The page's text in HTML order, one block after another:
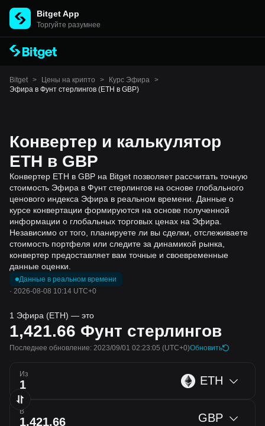
Bitget App
Торгуйте разумнее
Bitget > Цены на крипто > Курс Эфира >
Эфира в Фунт стерлингов (ETH в GBP)
Конвертер и калькулятор
ETH в GBP
Конвертер ETH в GBP на Bitget позволяет рассчитать точную
стоимость Эфира в Фунт стерлингов на основе глобального
ценового индекса Эфира в реальном времени. Данные о
курсе конвертации формируются на основе полученной
информации о глобальных торговых ценах на Эфира.
Независимо от того, планируете ли вы сделки, отслеживаете
стоимость портфеля или следите за динамикой рынка,
конвертер предоставляет вам точные и своевременные
данные оценки.
Данные в реальном времени
· 2026-08-08 10:14 UTC+0
1 Эфира (ETH) — это
1,421.66 Фунт стерлингов
Последнее обновление: 2023/09/01 02:23:05 (UTC+0)Обновить
Из ETH
В GBP